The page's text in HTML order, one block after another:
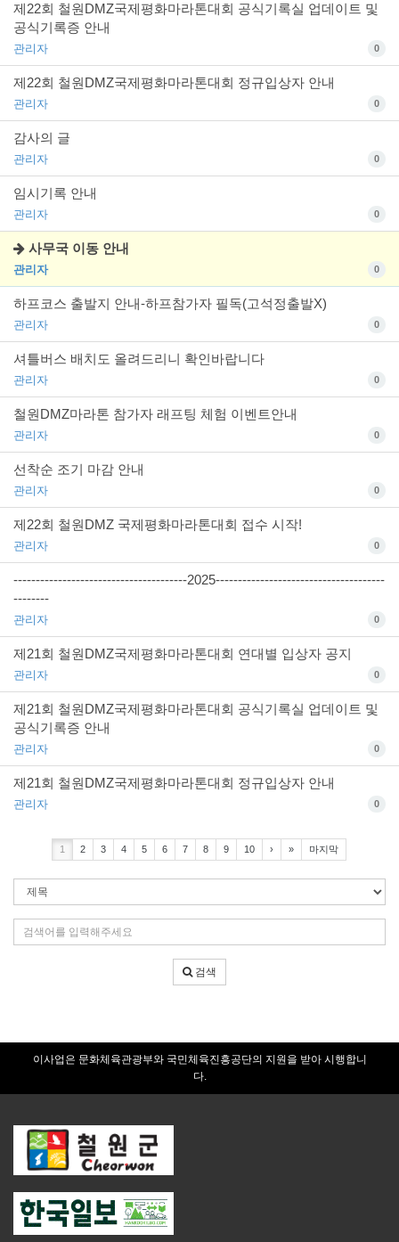
제22회 철원DMZ국제평화마라톤대회 공식기록실 업데이트 및
공식기록증 안내
관리자 0
제22회 철원DMZ국제평화마라톤대회 정규입상자 안내
관리자 0
감사의 글
관리자 0
임시기록 안내
관리자 0
사무국 이동 안내
관리자 0
하프코스 출발지 안내-하프참가자 필독(고석정출발X)
관리자 0
셔틀버스 배치도 올려드리니 확인바랍니다
관리자 0
철원DMZ마라톤 참가자 래프팅 체험 이벤트안내
관리자 0
선착순 조기 마감 안내
관리자 0
제22회 철원DMZ 국제평화마라톤대회 접수 시작!
관리자 0
---------------------------------------2025--------------------------------------
--------
관리자 0
제21회 철원DMZ국제평화마라톤대회 연대별 입상자 공지
관리자 0
제21회 철원DMZ국제평화마라톤대회 공식기록실 업데이트 및
공식기록증 안내
관리자 0
제21회 철원DMZ국제평화마라톤대회 정규입상자 안내
관리자 0
1 2 3 4 5 6 7 8 9 10 › » 마지막
색
조
색
어
입
검색
이사업은 문화체육관광부와 국민체육진흥공단의 지원을 받아 시행합니
다.